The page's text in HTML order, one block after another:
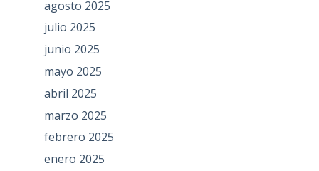
agosto 2025
julio 2025
junio 2025
mayo 2025
abril 2025
marzo 2025
febrero 2025
enero 2025